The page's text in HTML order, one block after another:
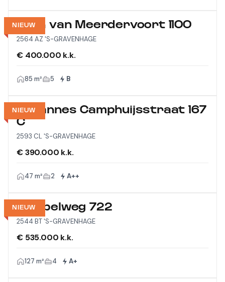
NIEUW
Laan van Meerdervoort 1100
2564 AZ 'S-GRAVENHAGE
€ 400.000 k.k.
85 m² 5 B
NIEUW
Johannes Camphuijsstraat 167
C
2593 CL 'S-GRAVENHAGE
€ 390.000 k.k.
47 m² 2 A++
NIEUW
Meppelweg 722
2544 BT 'S-GRAVENHAGE
€ 535.000 k.k.
127 m² 4 A+